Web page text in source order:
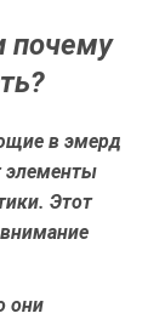
почему
в эмерд
элементы
Этот
они